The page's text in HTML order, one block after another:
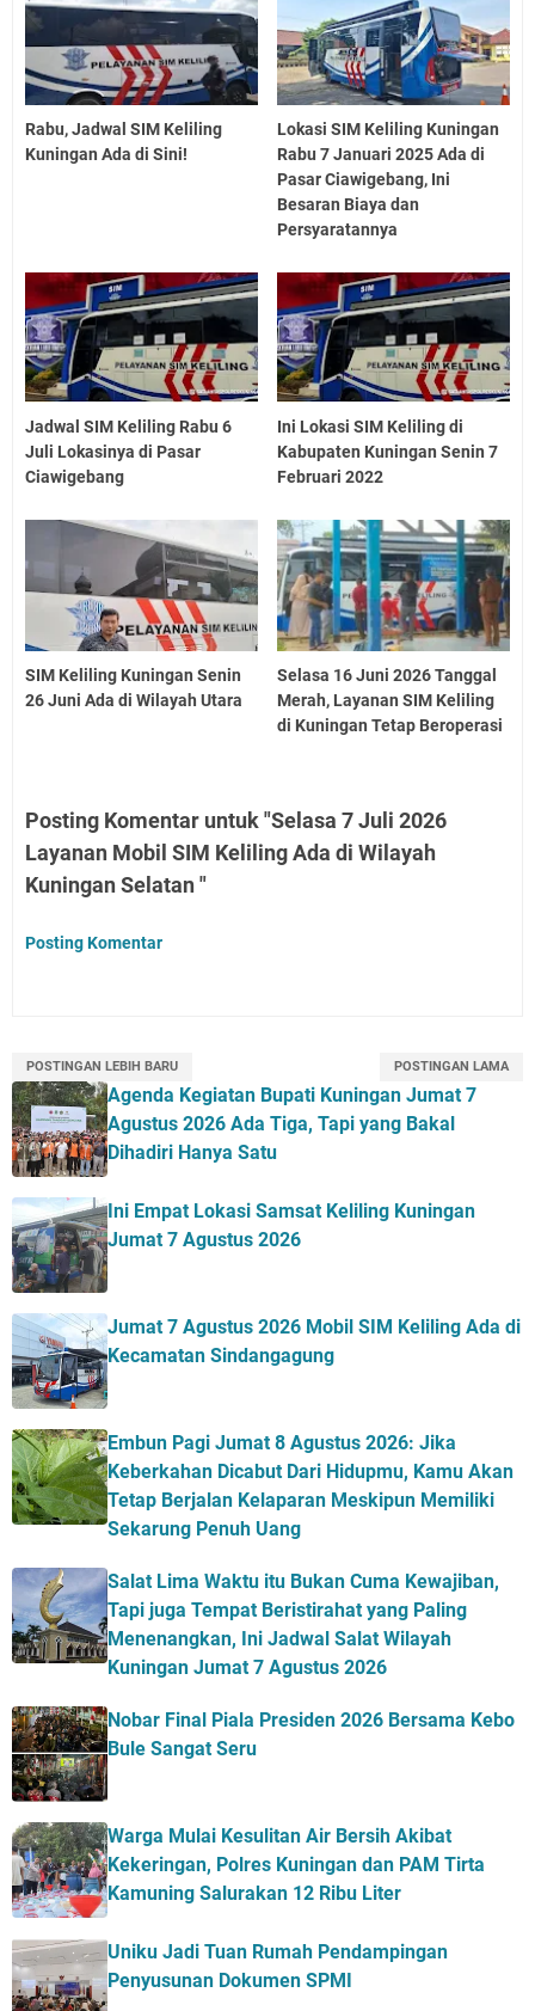
Rabu, Jadwal SIM Keliling
Kuningan Ada di Sini!
Lokasi SIM Keliling Kuningan
Rabu 7 Januari 2025 Ada di
Pasar Ciawigebang, Ini
Besaran Biaya dan
Persyaratannya
Jadwal SIM Keliling Rabu 6
Juli Lokasinya di Pasar
Ciawigebang
Ini Lokasi SIM Keliling di
Kabupaten Kuningan Senin 7
Februari 2022
SIM Keliling Kuningan Senin
26 Juni Ada di Wilayah Utara
Selasa 16 Juni 2026 Tanggal
Merah, Layanan SIM Keliling
di Kuningan Tetap Beroperasi
Posting Komentar untuk "Selasa 7 Juli 2026
Layanan Mobil SIM Keliling Ada di Wilayah
Kuningan Selatan "
Posting Komentar
POSTINGAN LEBIH BARU POSTINGAN LAMA
Agenda Kegiatan Bupati Kuningan Jumat 7
Agustus 2026 Ada Tiga, Tapi yang Bakal
Dihadiri Hanya Satu
Ini Empat Lokasi Samsat Keliling Kuningan
Jumat 7 Agustus 2026
Jumat 7 Agustus 2026 Mobil SIM Keliling Ada di
Kecamatan Sindangagung
Embun Pagi Jumat 8 Agustus 2026: Jika
Keberkahan Dicabut Dari Hidupmu, Kamu Akan
Tetap Berjalan Kelaparan Meskipun Memiliki
Sekarung Penuh Uang
Salat Lima Waktu itu Bukan Cuma Kewajiban,
Tapi juga Tempat Beristirahat yang Paling
Menenangkan, Ini Jadwal Salat Wilayah
Kuningan Jumat 7 Agustus 2026
Nobar Final Piala Presiden 2026 Bersama Kebo
Bule Sangat Seru
Warga Mulai Kesulitan Air Bersih Akibat
Kekeringan, Polres Kuningan dan PAM Tirta
Kamuning Salurakan 12 Ribu Liter
Uniku Jadi Tuan Rumah Pendampingan
Penyusunan Dokumen SPMI